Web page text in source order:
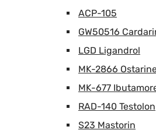
ACP-105
GW50516
LGD Ligandrol
MK-2866
MK-677
RAD-140 Testolon
S23 Mastorin